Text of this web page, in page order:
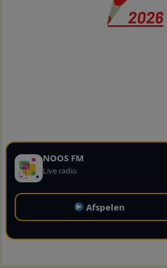
NOOS FM
Live radio
Afspelen